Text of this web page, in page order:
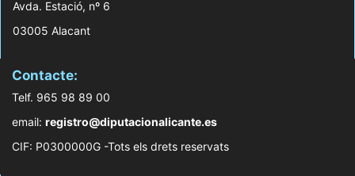
Avda. Estació, nº 6
03005 Alacant
Contacte:
Telf. 965 98 89 00
email: registro@diputacionalicante.es
CIF: P0300000G -Tots els drets reservats